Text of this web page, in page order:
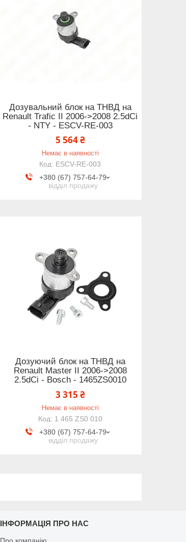
Дозувальний блок на ТНВД на
Renault Trafic II 2006->2008 2.5dCi
- NTY - ESCV-RE-003
5 564 ₴
Немає в наявності
ESCV-RE-003
+380 (67) 757-64-79
відділ продажу
Дозуючий блок на ТНВД на
Renault Master II 2006->2008
2.5dCi - Bosch - 1465ZS0010
3 315 ₴
Немає в наявності
1 465 ZS0 010
+380 (67) 757-64-79
відділ продажу
ІНФОРМАЦІЯ ПРО НАС
Про компанію